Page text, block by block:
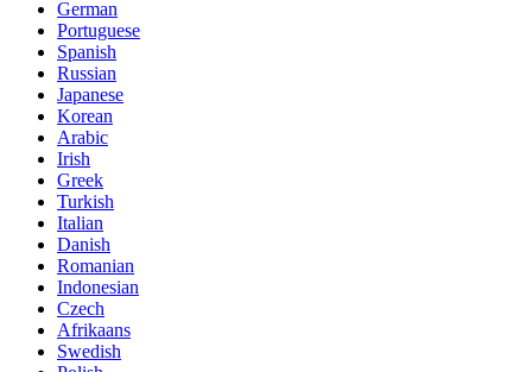
German
Portuguese
Spanish
Russian
Japanese
Korean
Arabic
Irish
Greek
Turkish
Italian
Danish
Romanian
Indonesian
Czech
Afrikaans
Swedish